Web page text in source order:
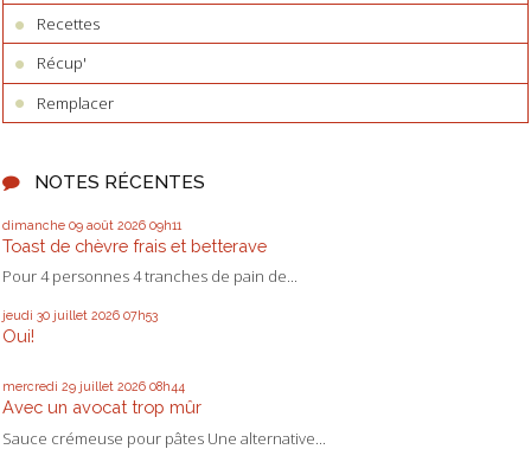
Recettes
Récup'
Remplacer
NOTES RÉCENTES
dimanche 09 août 2026 09h11
Toast de chèvre frais et betterave
Pour 4 personnes 4 tranches de pain de...
jeudi 30 juillet 2026 07h53
Oui!
mercredi 29 juillet 2026 08h44
Avec un avocat trop mûr
Sauce crémeuse pour pâtes Une alternative...